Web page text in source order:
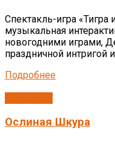
Спектакль-игра
музыкальная
новогодними играми,
праздничной
Подробнее
Ослиная Шкура